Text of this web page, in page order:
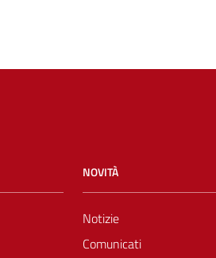
NOVITÀ
Notizie
Comunicati